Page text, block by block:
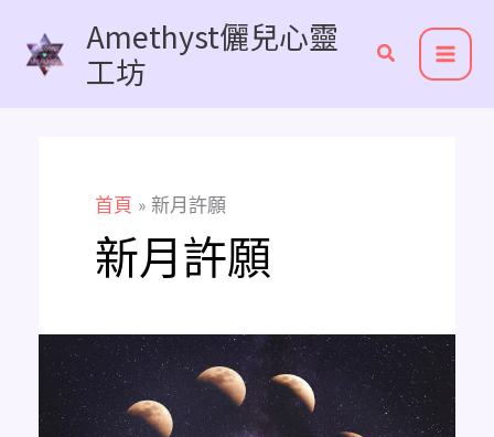
Amethyst儷兒心靈
工坊
首頁 新月許願
新月許願
2026
年
《新
月
許
願》